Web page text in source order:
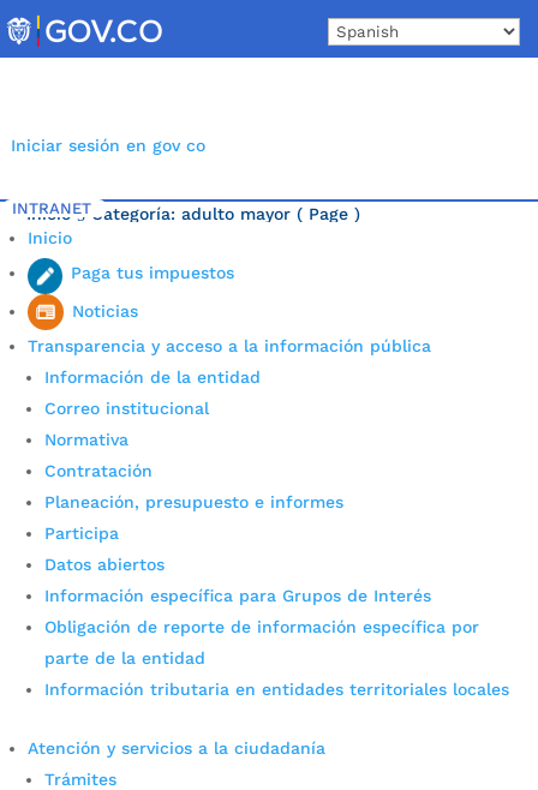
to
content
Iniciar sesión en gov co
INTRANET
Inicio
Paga tus impuestos
Noticias
Transparencia y acceso a la información pública
Información de la entidad
Correo institucional
Normativa
Contratación
Planeación, presupuesto e informes
Participa
Datos abiertos
Información específica para Grupos de Interés
Obligación de reporte de información específica por
parte de la entidad
Información tributaria en entidades territoriales locales
Atención y servicios a la ciudadanía
Trámites
Inicio 5 Categoría: adulto mayor ( Page )
Última noticia.
Más de 400 personas graduadas
de la Mujer